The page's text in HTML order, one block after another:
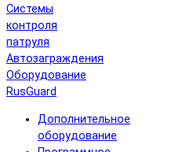
Системы
контроля
патруля
Автозаграждения
Оборудование
RusGuard
Дополнительное
оборудование